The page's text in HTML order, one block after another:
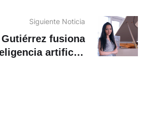
Siguiente Noticia
Gutiérrez fusiona
artificial